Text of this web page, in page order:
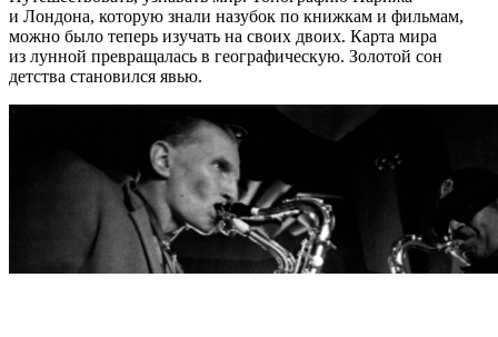
и Лондона, которую знали назубок по книжкам и фильмам,
можно было теперь изучать на своих двоих. Карта мира
из лунной превращалась в географическую. Золотой сон
детства становился явью.